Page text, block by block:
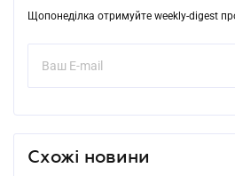
Щопонеділка отримуйте weekly-digest
Схожі новини